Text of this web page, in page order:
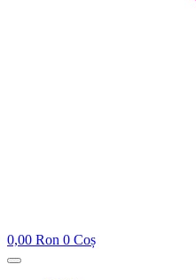
0,00 Ron 0 Coș